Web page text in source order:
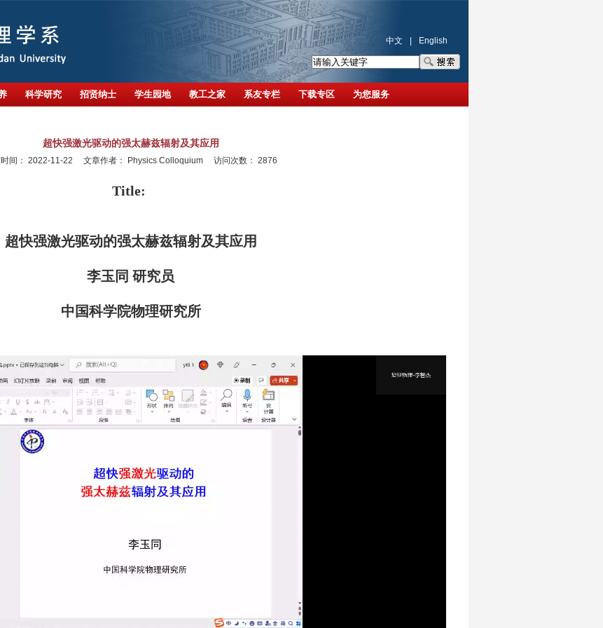
中文 English
科学研究 招贤纳士 学生园地 教工之家 系友专栏 下载专区 为您服务
超快强激光驱动的强太赫兹辐射及其应用
间： 2022-11-22 文章作者： Physics Colloquium 访问次数： 2876
Title:
超快强激光驱动的强太赫兹辐射及其应用
李玉同 研究员
中国科学院物理研究所